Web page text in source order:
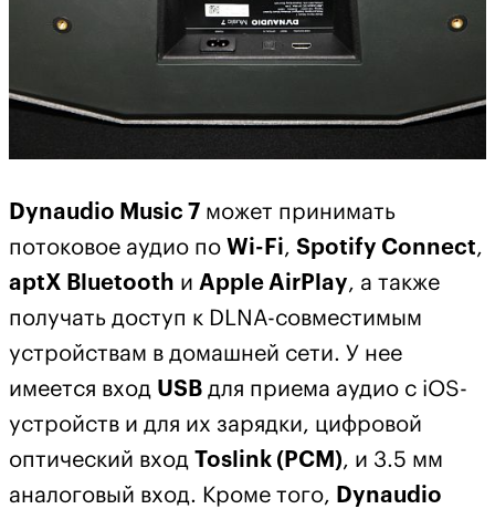
Dynaudio Music 7 может принимать
потоковое аудио по Wi-Fi, Spotify Connect,
aptX Bluetooth и Apple AirPlay, а также
получать доступ к DLNA-совместимым
устройствам в домашней сети. У нее
имеется вход USB для приема аудио с iOS-
устройств и для их зарядки, цифровой
оптический вход Toslink (PCM), и 3.5 мм
аналоговый вход. Кроме того, Dynaudio